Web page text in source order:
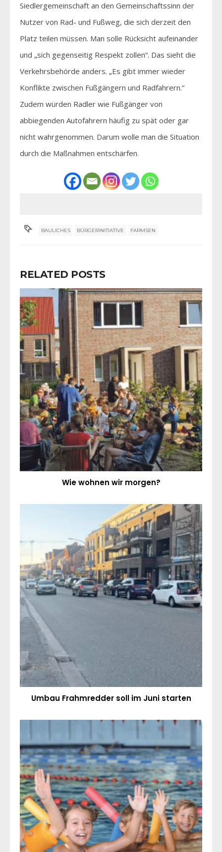
Siedlergemeinschaft an den Gemeinschaftssinn der
Nutzer von Rad- und Fußweg, die sich derzeit den
Platz teilen müssen. Man solle Rücksicht aufeinander
und „sich gegenseitig Respekt zollen“. Das sieht die
Verkehrsbehörde anders. „Es gibt immer wieder
Konflikte zwischen Fußgängern und Radfahrern.“
Zudem würden Radler wie Fußgänger von
abbiegenden Autofahrern häufig zu spät oder gar
nicht wahrgenommen. Darum wolle man die Situation
durch die Maßnahmen entschärfen.
BAULICHES BÜRGERINITIATIVE FARMSEN
RELATED POSTS
Wie wohnen wir morgen?
Umbau Frahmredder soll im Juni starten